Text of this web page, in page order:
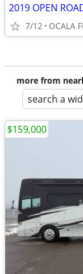
2019 OPEN
7/12 OCALA
more from
search a
$159,000